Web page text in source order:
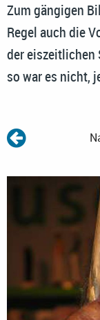
Zum gängigen
Regel auch die
der eiszeitlichen
so war es nicht,